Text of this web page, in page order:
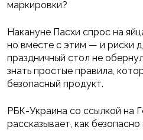
маркировки?
Накануне Пасхи спрос на
но вместе с этим — и риски
праздничный стол не
знать простые правила,
безопасный продукт.
РБК-Украина со ссылкой на
рассказывает, как безопасно